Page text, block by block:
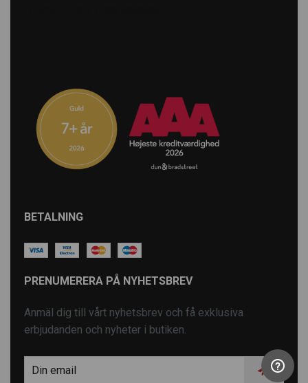
BETALNING
PRENUMERERA PÅ NYHETSBREV
Anmäl dig till vårt nyhetsbrev och få exklusiva
erbjudanden och nyheter i butiken.